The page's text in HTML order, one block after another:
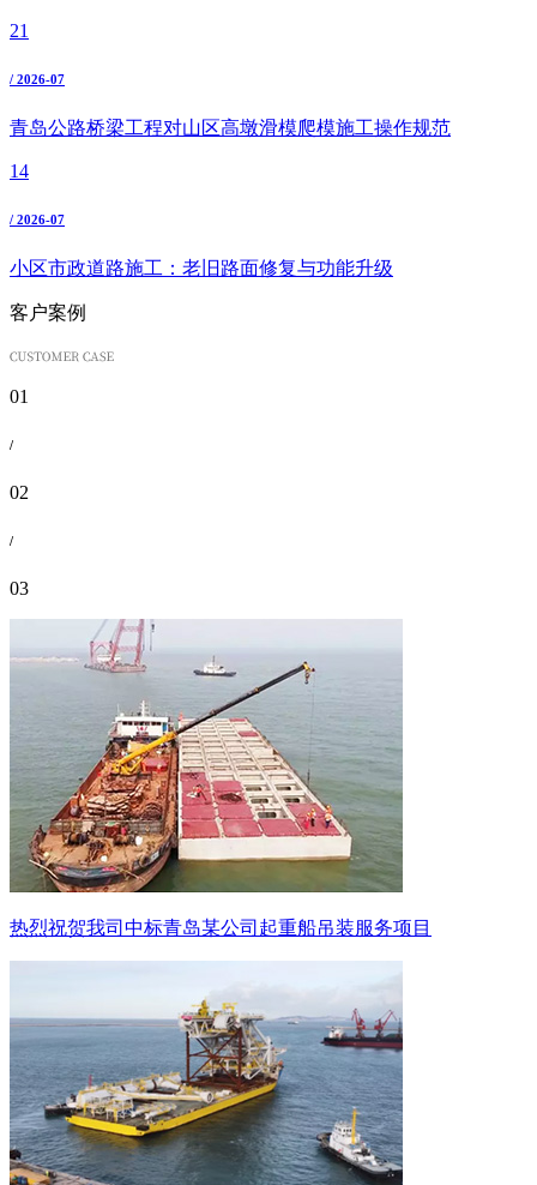
21
/ 2026-07
青岛公路桥梁工程对山区高墩滑模爬模施工操作规范
14
/ 2026-07
小区市政道路施工：老旧路面修复与功能升级
客户案例
01
/
02
/
03
热烈祝贺我司中标青岛某公司起重船吊装服务项目